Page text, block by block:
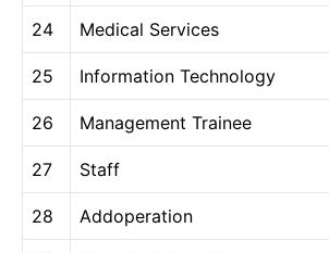
24 Medical Services
25 Information Technology
26 Management Trainee
27 Staff
28 Addoperation